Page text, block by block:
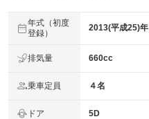
年式（初度
登録）
2013(平成25)年
排気量 660cc
乗車定員 ４名
ドア 5D